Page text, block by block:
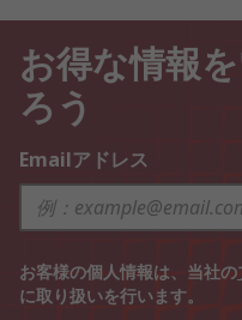
お得な情報
ろう
Emailアドレス
お客様の個人情報は、当社の
に取り扱いを行います。